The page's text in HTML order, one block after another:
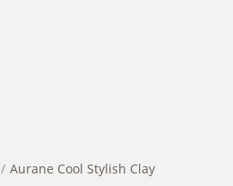
/ Aurane Cool Stylish Clay